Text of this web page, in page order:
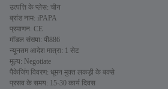
उत्पत्ति के प्लेस: चीन
ब्रांड नाम: iPAPA
प्रमाणन: CE
मॉडल संख्या: पी886
न्यूनतम आदेश मात्रा: 1 सेट
मूल्य: Negotiate
पैकेजिंग विवरण: धूमन मुक्त लकड़ी के बक्से
प्रसव के समय: 15-30 कार्य दिवस